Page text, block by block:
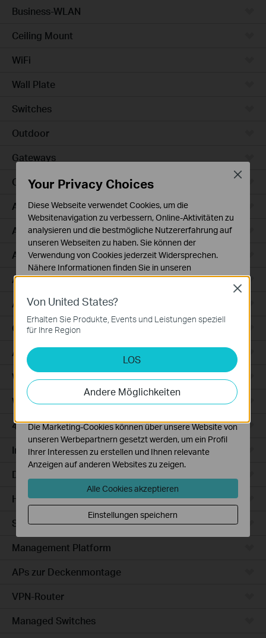
Business-WLAN
Ceiling Mount
WiFi
Wall Plate
Switches
Outdoor
Gateways
Campus
Access Max
Aggregation
Access Plus
Access
Access Pro
GPON
Agile
Wired Gateways
WiFi Gateways
4G/5G WiFi Gateways
Integrated Gateways
DSL Gateways
Hardware
Software
Management Platform
APs zur Deckenmontage
VPN-Router
Managed Switches
Von United States?
Erhalten Sie Produkte, Events und Leistungen speziell
für Ihre Region
LOS
Andere Möglichkeiten
Close
Your Privacy Choices
Diese Webseite verwendet Cookies, um die
Websitenavigation zu verbessern, Online-Aktivitäten zu
analysieren und die bestmögliche Nutzererfahrung auf
unseren Webseiten zu haben. Sie können der
Verwendung von Cookies jederzeit Widersprechen.
Nähere Informationen finden Sie in unseren
Datenschutzhinweisen.
Notwendige Cookies
erforderlich und können in Ihren Systemen nicht
Analyse- und Marketing-Cookies
Analyse-Cookies ermöglichen es uns, Ihre Aktivitäten
auf unserer Website zu analysieren, um die
Funktionsweise unserer Website zu verbessern und
Die Marketing-Cookies können über unsere Website von
unseren Werbepartnern gesetzt werden, um ein Profil
Ihrer Interessen zu erstellen und Ihnen relevante
Anzeigen auf anderen Websites zu zeigen.
Alle Cookies akzeptieren
Einstellungen speichern
Close